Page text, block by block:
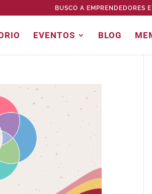
BUSCO A EMPRENDEDORES
EVENTOS BLOG